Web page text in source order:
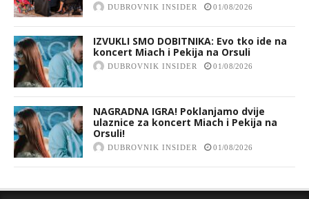
DUBROVNIK INSIDER 01/08/2026
IZVUKLI SMO DOBITNIKA: Evo tko ide na
koncert Miach i Pekija na Orsuli
DUBROVNIK INSIDER 01/08/2026
NAGRADNA IGRA! Poklanjamo dvije
ulaznice za koncert Miach i Pekija na
Orsuli!
DUBROVNIK INSIDER 01/08/2026